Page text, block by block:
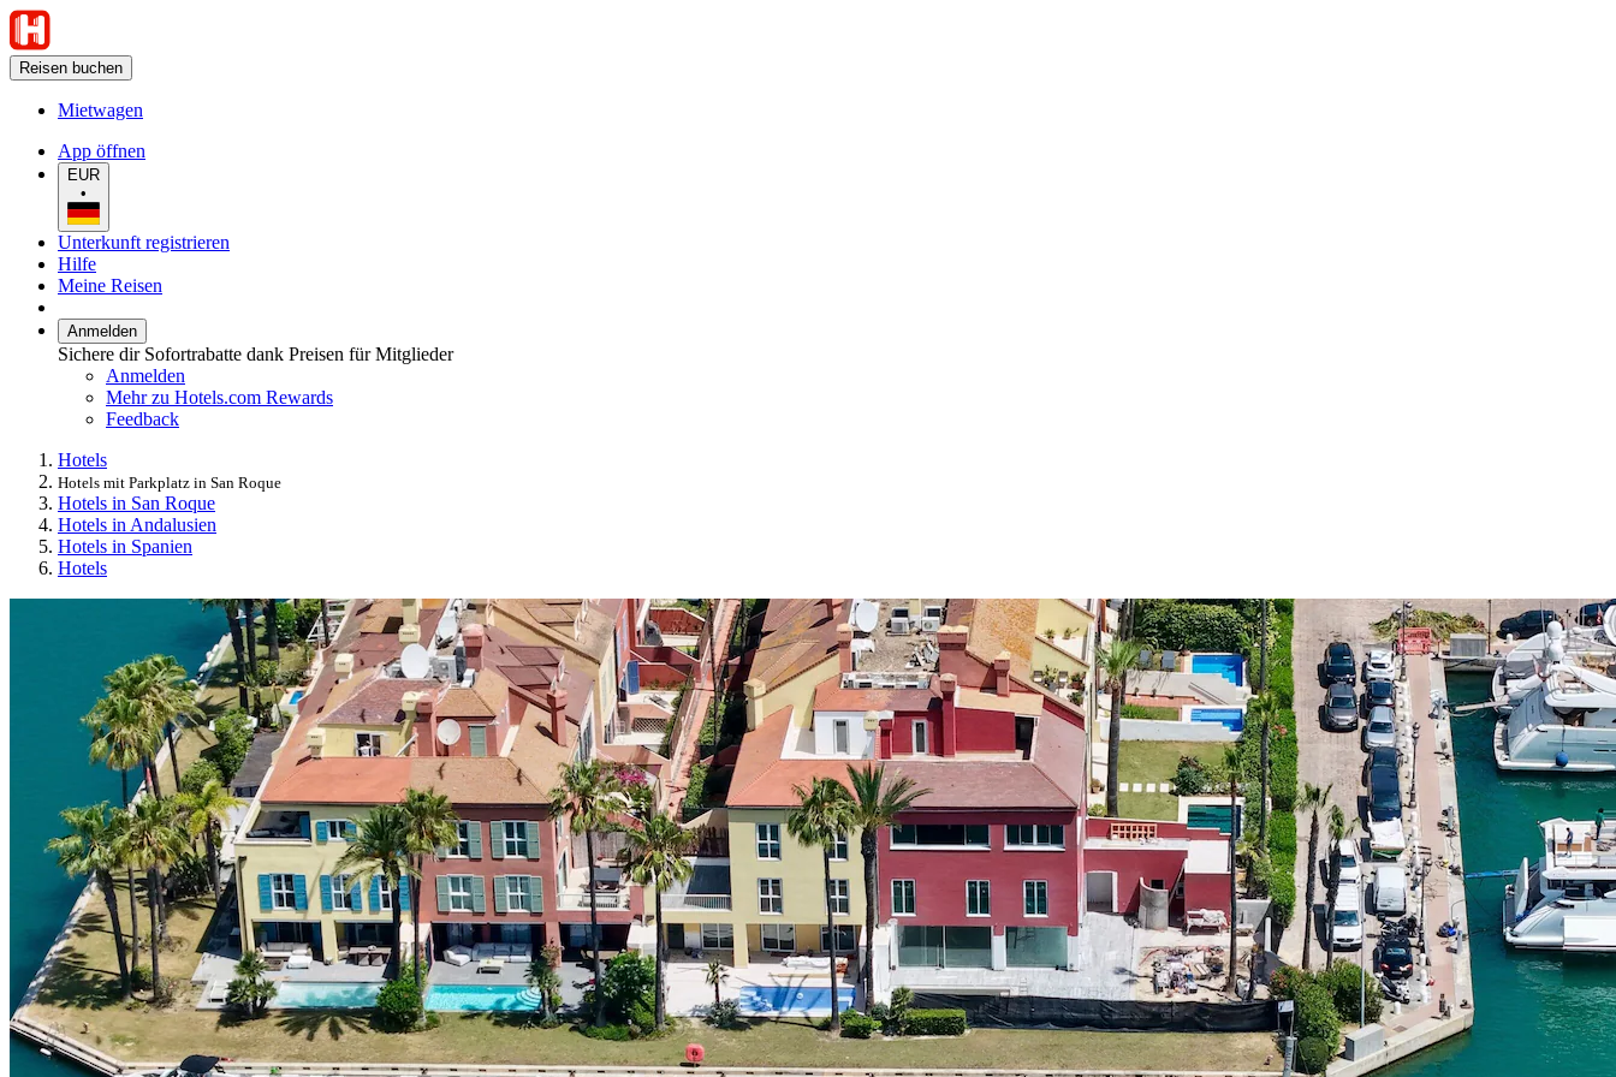
Reisen buchen
Mietwagen
App öffnen
EUR
•
Unterkunft registrieren
Hilfe
Meine Reisen
Anmelden
Sichere dir Sofortrabatte dank Preisen für Mitglieder
Anmelden
Mehr zu Hotels.com Rewards
Feedback
Hotels
Hotels mit Parkplatz in San Roque
Hotels in San Roque
Hotels in Andalusien
Hotels in Spanien
Hotels